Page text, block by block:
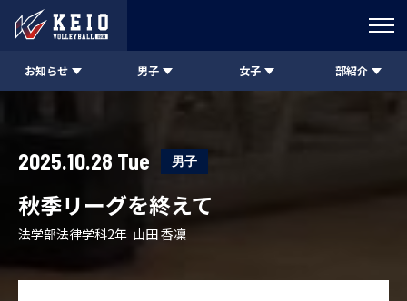
お知らせ 男子 女子 部紹介
2025.10.28 Tue 男子
秋季リーグを終えて
法学部法律学科2年 山田 香凜